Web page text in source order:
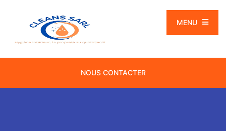
MENU
NOUS CONTACTER